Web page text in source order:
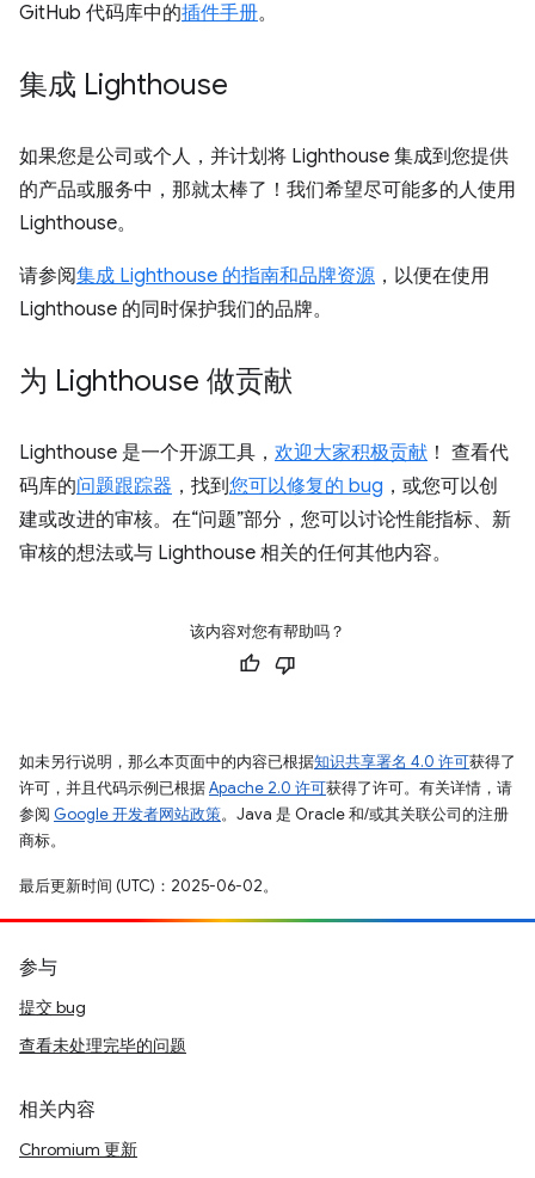
GitHub 代码库中的插件手册。
集成 Lighthouse
如果您是公司或个人，并计划将 Lighthouse 集成到您提供
的产品或服务中，那就太棒了！我们希望尽可能多的人使用
Lighthouse。
请参阅集成 Lighthouse 的指南和品牌资源 ，以便在使用
Lighthouse 的同时保护我们的品牌。
为 Lighthouse 做贡献
Lighthouse 是一个开源工具， 欢迎大家积极贡献 ！ 查看代
码库的问题跟踪器 ，找到您可以修复的 bug ，或您可以创
建或改进的审核。在“问题”部分，您可以讨论性能指标、新
审核的想法或与 Lighthouse 相关的任何其他内容。
该内容对您有帮助吗？
如未另行说明，那么本页面中的内容已根据知识共享署名 4.0 许可获得了
许可，并且代码示例已根据Apache 2.0 许可获得了许可。有关详情，请
参阅 Google 开发者网站政策。Java 是 Oracle 和/或其关联公司的注册
商标。
最后更新时间 (UTC)：2025-06-02。
参与
提交 bug
查看未处理完毕的问题
相关内容
Chromium 更新